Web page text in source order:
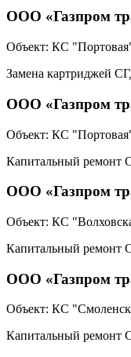
ООО «Газпром
Объект: КС
Замена картриджей
ООО «Газпром
Объект: КС
Капитальный ремонт
ООО «Газпром
Объект: КС
Капитальный ремонт
ООО «Газпром
Объект: КС
Капитальный ремонт